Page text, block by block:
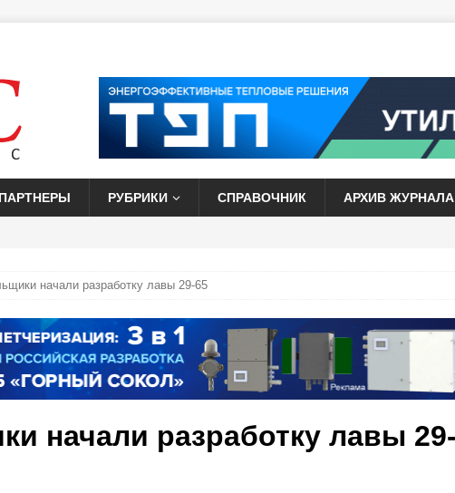
РУБРИКИ СПРАВОЧНИК АРХИВ ЖУРНАЛА
начали разработку лавы 29-65
начали разработку лавы